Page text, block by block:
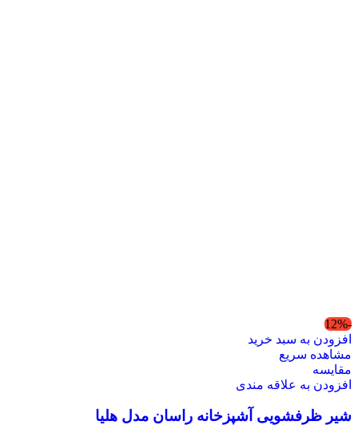
-12%
افزودن به سبد خرید
مشاهده سریع
مقایسه
افزودن به علاقه مندی
شیر ظرفشویی آشپزخانه راسان مدل هلیا